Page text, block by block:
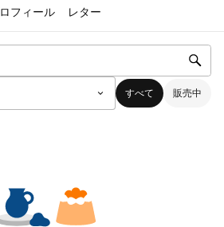
フィール レター
すべて 販売中